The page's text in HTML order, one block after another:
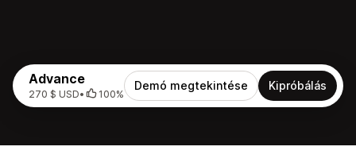
Advance
270 $ USD• 100%
Demó megtekintése Kipróbálás